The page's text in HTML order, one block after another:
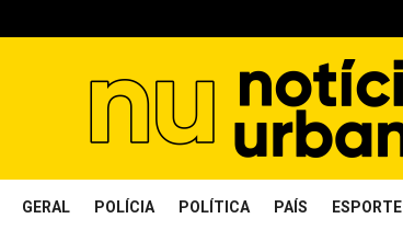
GERAL POLÍCIA POLÍTICA PAÍS ESPORTE